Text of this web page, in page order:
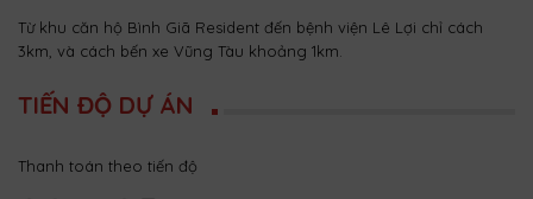
Từ khu căn hộ Bình Giã Resident đến bệnh viện Lê Lợi chỉ cách
3km, và cách bến xe Vũng Tàu khoảng 1km.
TIẾN ĐỘ DỰ ÁN
Thanh toán theo tiến độ